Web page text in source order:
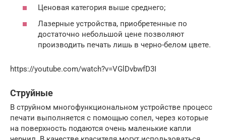
Ценовая категория выше среднего;
Лазерные устройства, приобретенные по
достаточно небольшой цене позволяют
производить печать лишь в черно-белом цвете.
https://youtube.com/watch?v=VGlDvbwfD3I
Струйные
В струйном многофункциональном устройстве процесс
печати выполняется с помощью сопел, через которые
на поверхность подаются очень маленькие капли